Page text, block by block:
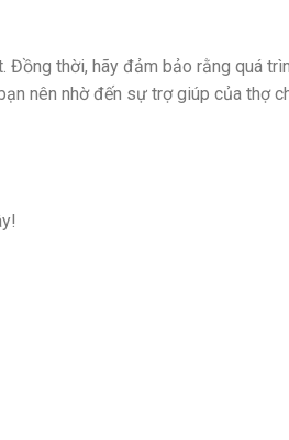
Đồng thời, hãy đảm bảo rằng quá
nên nhờ đến sự trợ giúp của thợ